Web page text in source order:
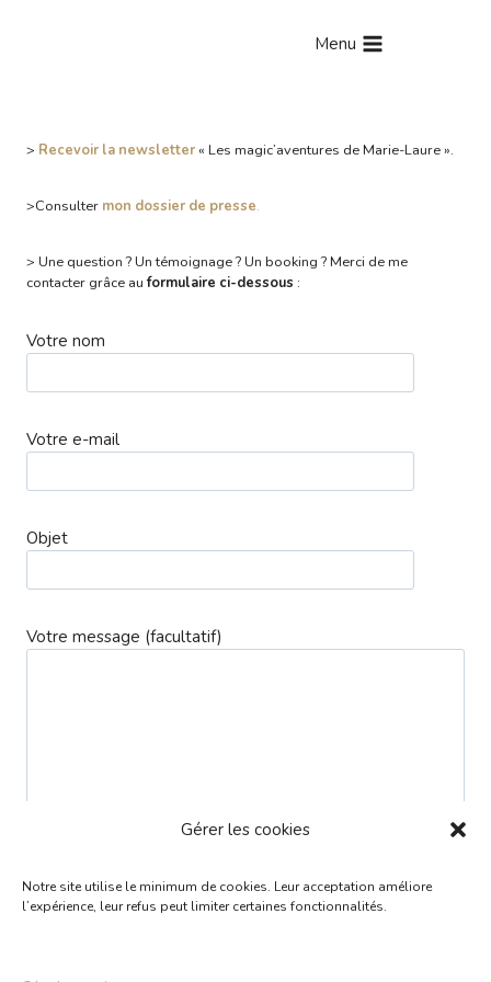
Gérer les cookies
Notre site utilise le minimum de cookies. Leur acceptation améliore
l’expérience, leur refus peut limiter certaines fonctionnalités.
Menu
> Recevoir la newsletter« Les magic’aventures de Marie-Laure ».
>Consulter mon dossier de presse.
> Une question ? Un témoignage ? Un booking ? Merci de me
contacter grâce auformulaire ci-dessous :
Votre nom
Votre e-mail
Objet
Votre message (facultatif)